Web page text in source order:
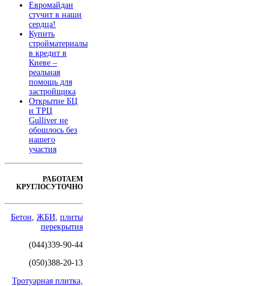
Евромайдан
стучит в наши
сердца!
Купить
стройматериалы
в кредит в
Киеве –
реальная
помощь для
застройщика
Открытие БЦ
и ТРЦ
Gulliver не
обошлось без
нашего
участия
РАБОТАЕМ
КРУГЛОСУТОЧНО
Бетон ЖБИ, плиты
перекрытия
(044)339-90-44
(050)388-20-13
Тротуарная плитка,